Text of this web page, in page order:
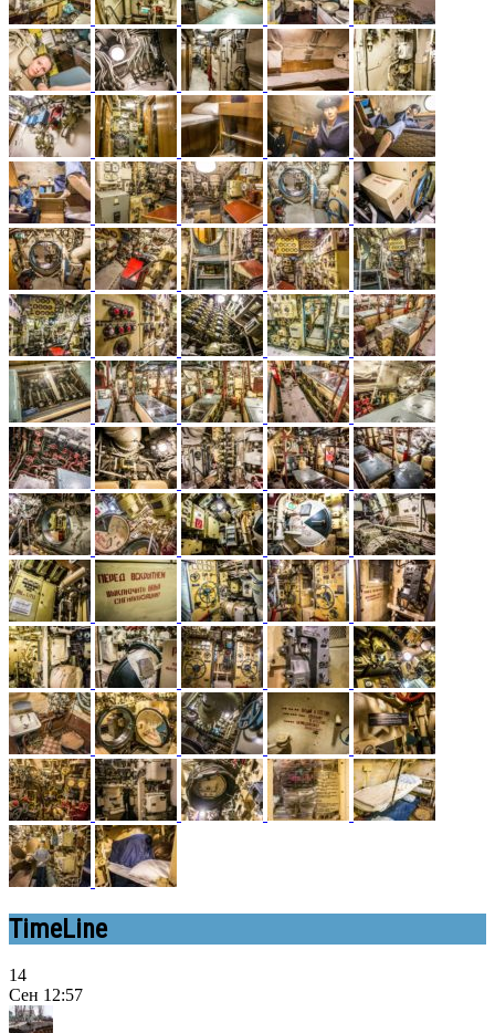
TimeLine
14
Сен 12:57